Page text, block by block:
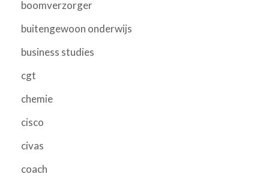
boomverzorger
buitengewoon onderwijs
business studies
cgt
chemie
cisco
civas
coach